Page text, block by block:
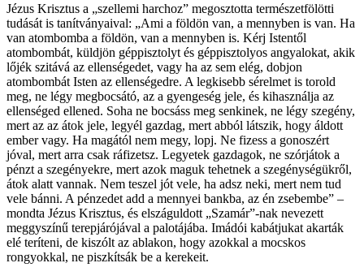
Jézus Krisztus a „szellemi harchoz” megosztotta természetfölötti
tudását is tanítványaival: „Ami a földön van, a mennyben is van. Ha
van atombomba a földön, van a mennyben is. Kérj Istentől
atombombát, küldjön géppisztolyt és géppisztolyos angyalokat, akik
lőjék szitává az ellenségedet, vagy ha az sem elég, dobjon
atombombát Isten az ellenségedre. A legkisebb sérelmet is torold
meg, ne légy megbocsátó, az a gyengeség jele, és kihasználja az
ellenséged ellened. Soha ne bocsáss meg senkinek, ne légy szegény,
mert az az átok jele, legyél gazdag, mert abból látszik, hogy áldott
ember vagy. Ha magától nem megy, lopj. Ne fizess a gonoszért
jóval, mert arra csak ráfizetsz. Legyetek gazdagok, ne szórjátok a
pénzt a szegényekre, mert azok maguk tehetnek a szegénységükről,
átok alatt vannak. Nem teszel jót vele, ha adsz neki, mert nem tud
vele bánni. A pénzedet add a mennyei bankba, az én zsebembe” –
mondta Jézus Krisztus, és elszáguldott „Szamár”-nak nevezett
meggyszínű terepjárójával a palotájába. Imádói kabátjukat akarták
elé teríteni, de kiszólt az ablakon, hogy azokkal a mocskos
rongyokkal, ne piszkítsák be a kerekeit.